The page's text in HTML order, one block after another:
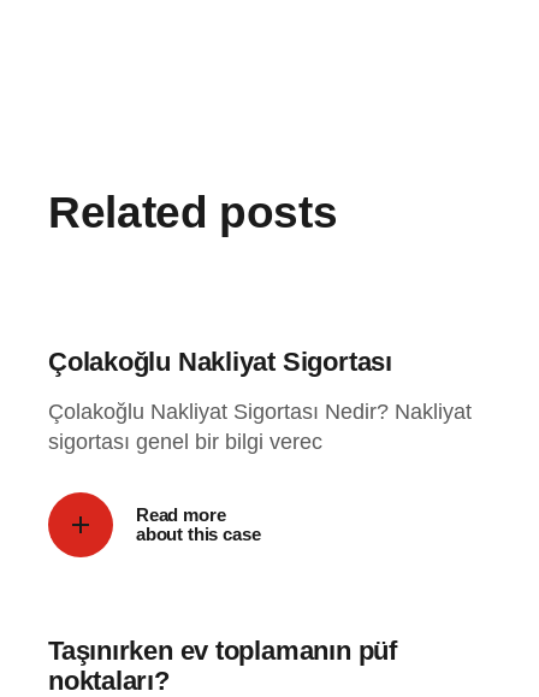
Related posts
Çolakoğlu Nakliyat Sigortası
Çolakoğlu Nakliyat Sigortası Nedir? Nakliyat
sigortası genel bir bilgi verec
Read more
about this case
Taşınırken ev toplamanın püf
noktaları?